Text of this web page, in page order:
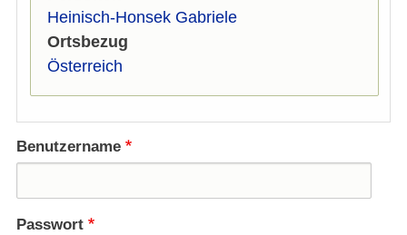
Heinisch-Honsek Gabriele
Ortsbezug
Österreich
Benutzername
Passwort